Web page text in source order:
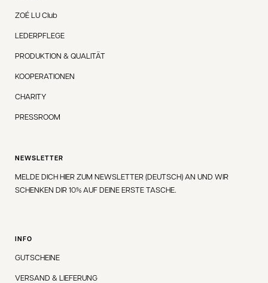
ZOÉ LU Club
LEDERPFLEGE
PRODUKTION & QUALITÄT
KOOPERATIONEN
CHARITY
PRESSROOM
NEWSLETTER
MELDE DICH HIER ZUM NEWSLETTER (DEUTSCH) AN UND WIR
SCHENKEN DIR 10% AUF DEINE ERSTE TASCHE.
INFO
GUTSCHEINE
VERSAND & LIEFERUNG